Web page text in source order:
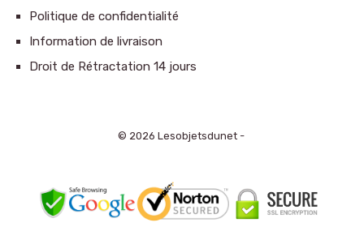
Politique de confidentialité
Information de livraison
Droit de Rétractation 14 jours
© 2026 Lesobjetsdunet -